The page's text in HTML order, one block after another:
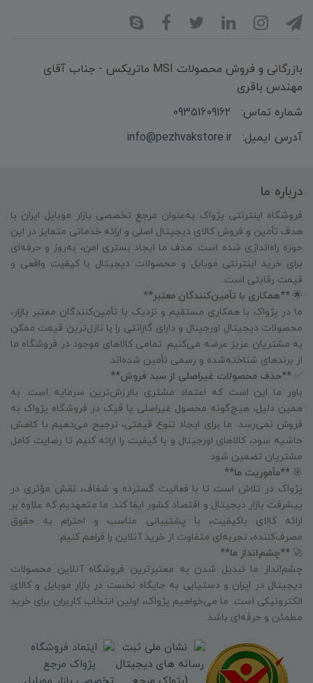
بازرگانی و فروش محصولات MSI ماتریکس - جناب آقای
مهندس باقری
شماره تماس:
09351609162
آدرس ایمیل:
info@pezhvakstore.ir
درباره ما
فروشگاه اینترنتی پژواک به‌عنوان مرجع تخصصی بازار موبایل ایران با
هدف تأمین و فروش کالای دیجیتال اصلی و ارائه خدماتی متمایز در این
حوزه راه‌اندازی شده است. هدف ما ایجاد بستری امن، به‌روز و حرفه‌ای
برای خرید اینترنتی موبایل و محصولات دیجیتال با کیفیت واقعی و
قیمت رقابتی است.
🌟 **همکاری با تأمین‌کنندگان معتبر**
ما در پژواک با همکاری مستقیم و نزدیک با تأمین‌کنندگان معتبر بازار،
محصولات دیجیتال اورجینال و دارای گارانتی را با نازل‌ترین قیمت ممکن
به مشتریان عزیز عرضه می‌کنیم. تمامی کالاهای موجود در فروشگاه ما
از برندهای شناخته‌شده و رسمی تأمین شده‌اند.
✅ **حذف محصولات غیراصلی از سبد فروش**
باور ما این است که اعتماد مشتری باارزش‌ترین سرمایه است. به
همین دلیل، هیچ‌گونه محصول غیراصلی یا فیک در فروشگاه پژواک به
فروش نمی‌رسد. ما برای ایجاد تنوع قیمتی، ترجیح می‌دهیم با کاهش
حاشیه سود، کالاهای اورجینال و با کیفیت را ارائه کنیم تا رضایت کامل
مشتریان تضمین شود.
🎯 **مأموریت ما**
پژواک در تلاش است تا با فعالیت گسترده و شفاف، نقش مؤثری در
پیشرفت بازار دیجیتال و اقتصاد کشور ایفا کند. ما متعهدیم که علاوه بر
ارائه کالای باکیفیت، با پشتیبانی مناسب و احترام به حقوق
مصرف‌کننده، تجربه‌ای متفاوت از خرید آنلاین را فراهم کنیم.
🚀 **چشم‌انداز ما**
چشم‌انداز ما تبدیل شدن به معتبرترین فروشگاه آنلاین محصولات
دیجیتال در ایران و دستیابی به جایگاه نخست در بازار موبایل و کالای
الکترونیکی است. ما می‌خواهیم پژواک، اولین انتخاب کاربران برای خرید
مطمئن و حرفه‌ای باشد.